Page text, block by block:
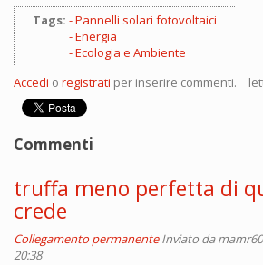
Tags:
Pannelli solari fotovoltaici
Energia
Ecologia e Ambiente
Accedi o registrati per inserire commenti.
Commenti
truffa meno perfetta di
crede
Collegamento permanente Inviato damamr60
20:38